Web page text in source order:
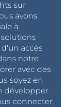
sur
avons
à
accès
notre
avec des
soyez en
développer
connecter,